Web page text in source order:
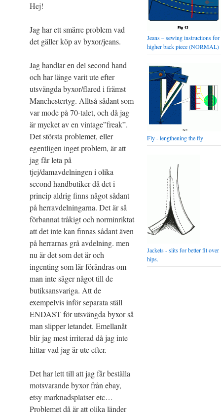
Hej!
Jag har ett smärre problem vad
det gäller köp av byxor/jeans.
Jag handlar en del second hand
och har länge varit ute efter
utsvängda byxor/flared i främst
Manchestertyg. Alltså sådant som
var mode på 70-talet, och då jag
är mycket av en vintage”freak”.
Det största problemet, eller
egentligen inget problem, är att
jag får leta på
tjej/damavdelningen i olika
second handbutiker då det i
princip aldrig finns något sådant
på herravdelningarna. Det är så
förbannat tråkigt och norminriktat
att det inte kan finnas sådant även
på herrarnas grå avdelning. men
nu är det som det är och
ingenting som lär förändras om
man inte säger något till de
butiksansvariga. Att de
exempelvis inför separata ställ
ENDAST för utsvängda byxor så
man slipper letandet. Emellanåt
blir jag mest irriterad då jag inte
hittar vad jag är ute efter.
Det har lett till att jag får beställa
motsvarande byxor från ebay,
etsy marknadsplatser etc…
Problemet då är att olika länder
Jeans – sewing instructions for
higher back piece (NORMAL)
Fly - lengthening the fly
Jackets - slits for better fit over
hips.